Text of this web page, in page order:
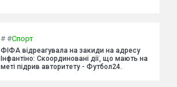
# #Спорт
ФІФА відреагувала на закиди на адресу
Інфантіно: Скоординовані дії, що мають на
меті підрив авторитету - Футбол24.